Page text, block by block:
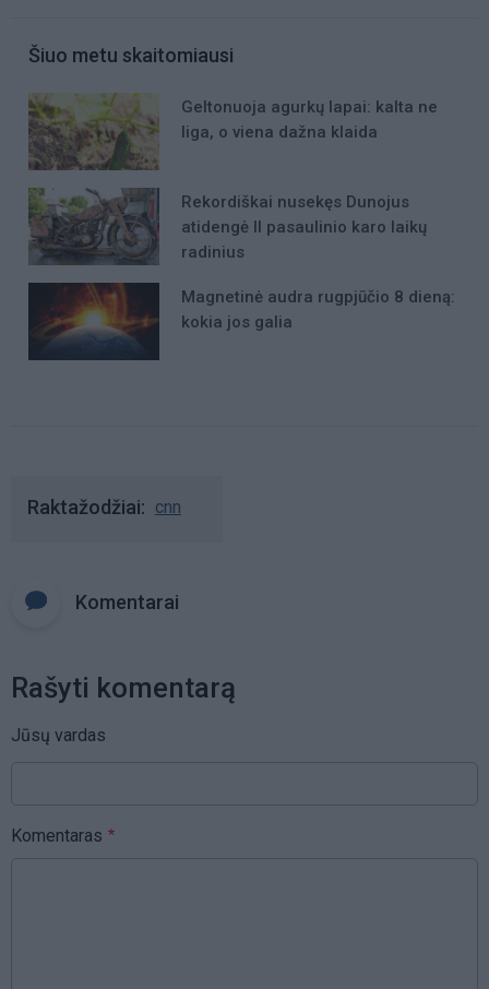
Šiuo metu skaitomiausi
Geltonuoja agurkų lapai: kalta ne
liga, o viena dažna klaida
Rekordiškai nusekęs Dunojus
atidengė II pasaulinio karo laikų
radinius
Magnetinė audra rugpjūčio 8 dieną:
kokia jos galia
Raktažodžiai cnn
Komentarai
Rašyti komentarą
Jūsų vardas
Komentaras